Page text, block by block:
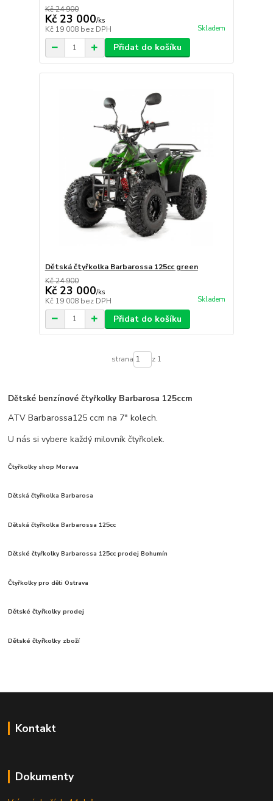
Kč 24 900
Kč 23 000/ks
Kč 19 008 bez DPH Skladem
Přidat do košíku
Dětská čtyřkolka Barbarossa 125cc green
Kč 24 900
Kč 23 000/ks
Kč 19 008 bez DPH Skladem
Přidat do košíku
strana z 1
Dětské benzínové čtyřkolky Barbarosa 125ccm
ATV Barbarossa125 ccm na 7" kolech.
U nás si vybere každý milovník čtyřkolek.
Čtyřkolky shop Morava
Dětská čtyřkolka Barbarosa
Dětská čtyřkolka Barbarossa 125cc
Dětské čtyřkolky Barbarossa 125cc prodej Bohumín
Čtyřkolky pro děti Ostrava
Dětské čtyřkolky prodej
Dětské čtyřkolky zboží
Kontakt
Dokumenty